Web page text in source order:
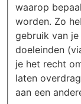
waarop
worden. Zo
gebruik van
doeleinden
je het recht
laten
aan een